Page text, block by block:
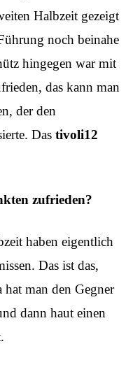
Halbzeit gezeigt
noch beinahe
hingegen war mit
das kann man
der den
Das tivoli12
zufrieden?
haben eigentlich
Das ist das,
hat man den Gegner
dann haut einen